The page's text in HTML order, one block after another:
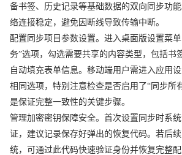
备书签、历史记录等基础数据的双向同步功
络连接稳定，避免因断线导致传输中断。
配置同步项目参数设置。进入桌面版设置菜
务”选项，勾选需要共享的内容类型，包括书
自动填充表单信息。移动端用户需进入应用
相同选项，特别注意检查是否启用了“同步所
是保证完整一致性的关键步骤。
管理加密密钥保障安全。首次设置同步时系
证，建议记录保存好弹出的恢复代码。若后
统，可通过此代码快速验证身份并恢复完整